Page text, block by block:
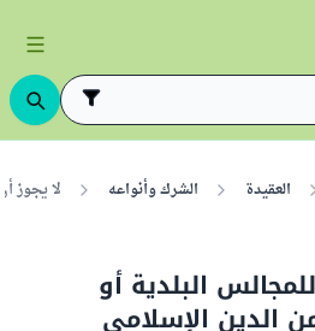
العقيدة الشرك وأنواعه لا يجوز
البلدية أو
الدين الإسلامي